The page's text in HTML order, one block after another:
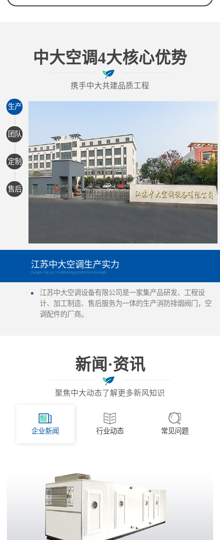
中大空调4大核心优势
携手中大共建品质工程
生产
团队
定制
售后
江苏中大空调生产实力
Jiangsu big air conditioning production strength
江苏中大空调设备有限公司是一家集产品研发、工程设
计、加工制造、售后服务为一体的生产消防排烟阀门，空
调配件的厂商。
新闻·资讯
聚焦中大动态了解更多新风知识
企业新闻 行业动态 常见问题